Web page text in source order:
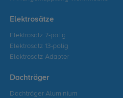
Elektrosätze
Elektrosatz 7-polig
Elektrosatz 13-polig
Elektrosatz Adapter
Dachträger
Dachträger Aluminium